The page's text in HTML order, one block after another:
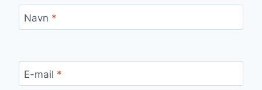
Navn *
E-mail *